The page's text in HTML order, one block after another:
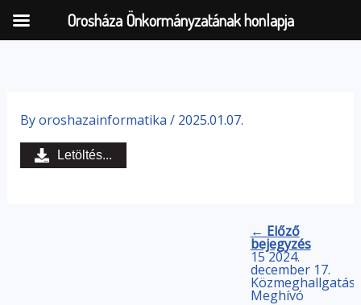
content
Byoroshazainformatika / 2025.01.07.
Letöltés...
← Előző
bejegyzés
15 2024.
december 17.
Közmeghallgatás
Meghívó
Orosháza Önkormányzatának honlapja